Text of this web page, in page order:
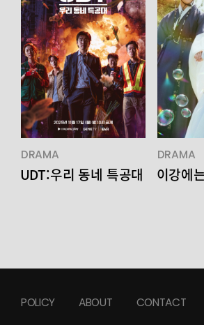
DRAMA
UDT:우리 동네 특공대
DRAMA
이강에
POLICY ABOUT CONTACT